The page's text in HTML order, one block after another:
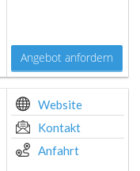
Angebot anfordern
Website
Kontakt
Anfahrt